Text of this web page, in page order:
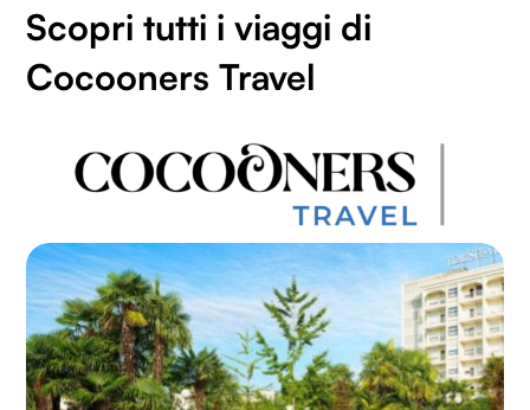
Scopri tutti i viaggi di
Cocooners Travel